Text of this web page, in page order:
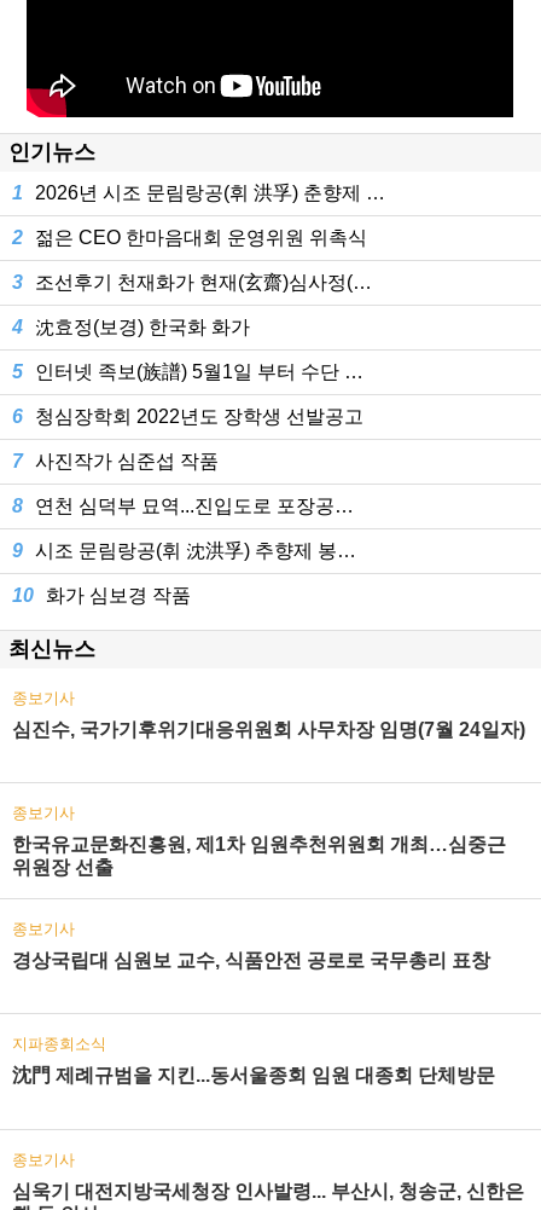
인기뉴스
1 2026년 시조 문림랑공(휘 洪孚) 춘향제 …
2 젊은 CEO 한마음대회 운영위원 위촉식
3 조선후기 천재화가 현재(玄齋)심사정(…
4 沈효정(보경) 한국화 화가
5 인터넷 족보(族譜) 5월1일 부터 수단 …
6 청심장학회 2022년도 장학생 선발공고
7 사진작가 심준섭 작품
8 연천 심덕부 묘역...진입도로 포장공…
9 시조 문림랑공(휘 沈洪孚) 추향제 봉…
10 화가 심보경 작품
최신뉴스
종보기사
심진수, 국가기후위기대응위원회 사무차장 임명(7월 24일자)
종보기사
한국유교문화진흥원, 제1차 임원추천위원회 개최…심중근
위원장 선출
종보기사
경상국립대 심원보 교수, 식품안전 공로로 국무총리 표창
지파종회소식
沈門 제례규범을 지킨...동서울종회 임원 대종회 단체방문
종보기사
심욱기 대전지방국세청장 인사발령... 부산시, 청송군, 신한은